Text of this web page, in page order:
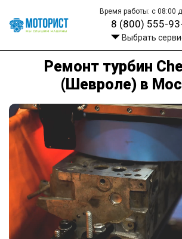
Время работы: с 08:00
8 (800) 555-
Выбрать
Ремонт турбин
(Шевроле) в